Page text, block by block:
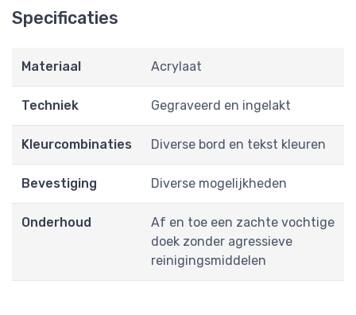
Specificaties
Materiaal Acrylaat
Techniek Gegraveerd en ingelakt
Kleurcombinaties Diverse bord en tekst kleuren
Bevestiging Diverse mogelijkheden
Onderhoud
Af en toe een zachte vochtige
doek zonder agressieve
reinigingsmiddelen